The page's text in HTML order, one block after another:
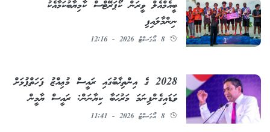
ބީއެމްއެލް ވީރަން ކޯޕަރޭޓްސް ކާމިޔާބުކަމާއެކު
ނިންމާލައިފި
8 އޯގަސްޓު 2026 - 12:16
2028 ގެ އިންތިޚާބުގައި ރައީސް މުޢިއްޒު ފަހަތްޕުޅަށް
ވަޑައިގެންފިނަމަ މަރުޙަބާ ކިޔާނަން: ރައީސް ޔާމީން
8 އޯގަސްޓު 2026 - 11:41